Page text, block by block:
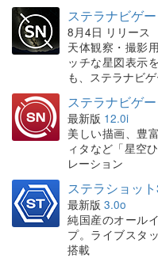
ステラナビゲ
8月4日 リリース
天体観察・撮影
ッチな星図表示
も、ステラナビゲ
ステラナビゲ
最新版 12.0i
美しい描画、豊
ィタなど「星空
レーション
ステラショッ
最新版 3.0o
純国産のオール
プ。ライブスタ
搭載